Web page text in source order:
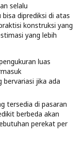
selalu
diprediksi di atas
konstruksi yang
yang lebih
luas
jika ada
tersedia di pasaran
berbeda akan
perekat per